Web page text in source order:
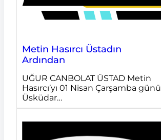
Metin Hasırcı Üstadın
Ardından
UĞUR CANBOLAT ÜSTAD Metin
Hasırcı’yı 01 Nisan Çarşamba günü
Üsküdar…